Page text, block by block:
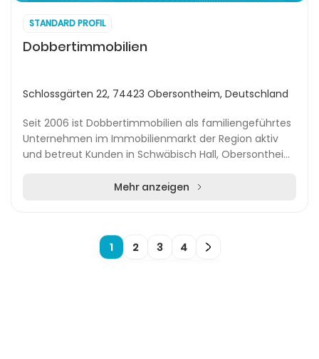
STANDARD PROFIL
Dobbertimmobilien
Schlossgärten 22, 74423 Obersontheim, Deutschland
Seit 2006 ist Dobbertimmobilien als familiengeführtes
Unternehmen im Immobilienmarkt der Region aktiv
und betreut Kunden in Schwäbisch Hall, Obersontheim,
Mehr anzeigen
1 2 3 4